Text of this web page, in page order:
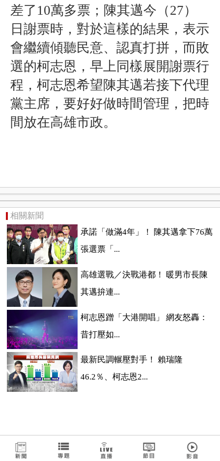
差了10萬多票；陳其邁今（27）
日謝票時，對於這樣的結果，表示
會繼續傾聽民意、認真打拼，而敗
選的柯志恩，早上同樣展開謝票行
程，柯志恩希望陳其邁若接下代理
黨主席，要好好做時間管理，把時
間放在高雄市政。
相關新聞
承諾「做滿4年」！ 陳其邁拿下76萬
張選票「...
高雄選戰／決戰港都！ 暖男市長陳
其邁拚連...
柯志恩蹭「大港開唱」 網友怒轟：
昔打壓如...
最新民調輾壓對手！ 賴瑞隆
46.2％、柯志恩2...